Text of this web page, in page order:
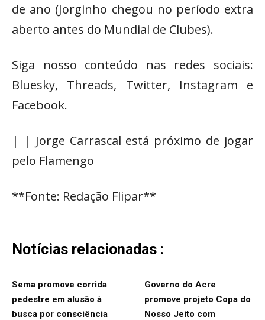
de ano (Jorginho chegou no período extra
aberto antes do Mundial de Clubes).
Siga nosso conteúdo nas redes sociais:
Bluesky, Threads, Twitter, Instagram e
Facebook.
| | Jorge Carrascal está próximo de jogar
pelo Flamengo
**Fonte: Redação Flipar**
Notícias relacionadas :
Sema promove corrida
pedestre em alusão à
busca por consciência
Governo do Acre
promove projeto Copa do
Nosso Jeito com